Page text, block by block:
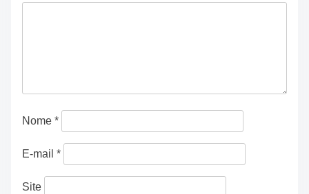
Nome *
E-mail *
Site